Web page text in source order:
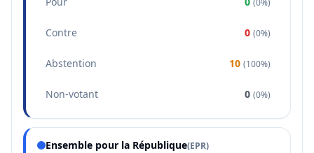
(0%)
Contre 0 (0%)
Abstention 10 (100%)
Non-votant 0 (0%)
Ensemble pour la République(EPR)